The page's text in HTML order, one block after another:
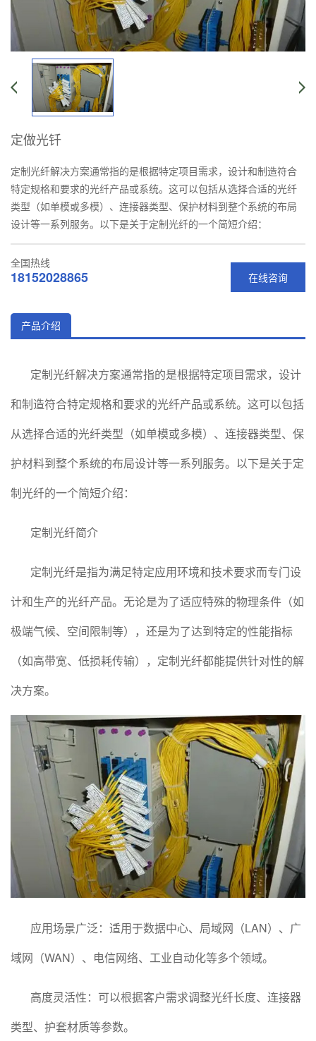
定做光钎
定制光纤解决方案通常指的是根据特定项目需求，设计和制造符合
特定规格和要求的光纤产品或系统。这可以包括从选择合适的光纤
类型（如单模或多模）、连接器类型、保护材料到整个系统的布局
设计等一系列服务。以下是关于定制光纤的一个简短介绍：
在线咨询
全国热线
18152028865
产品介绍
定制光纤解决方案通常指的是根据特定项目需求，设计
和制造符合特定规格和要求的光纤产品或系统。这可以包括
从选择合适的光纤类型（如单模或多模）、连接器类型、保
护材料到整个系统的布局设计等一系列服务。以下是关于定
制光纤的一个简短介绍：
定制光纤简介
定制光纤是指为满足特定应用环境和技术要求而专门设
计和生产的光纤产品。无论是为了适应特殊的物理条件（如
极端气候、空间限制等），还是为了达到特定的性能指标
（如高带宽、低损耗传输），定制光纤都能提供针对性的解
决方案。
应用场景广泛：适用于数据中心、局域网（LAN）、广
域网（WAN）、电信网络、工业自动化等多个领域。
高度灵活性：可以根据客户需求调整光纤长度、连接器
类型、护套材质等参数。